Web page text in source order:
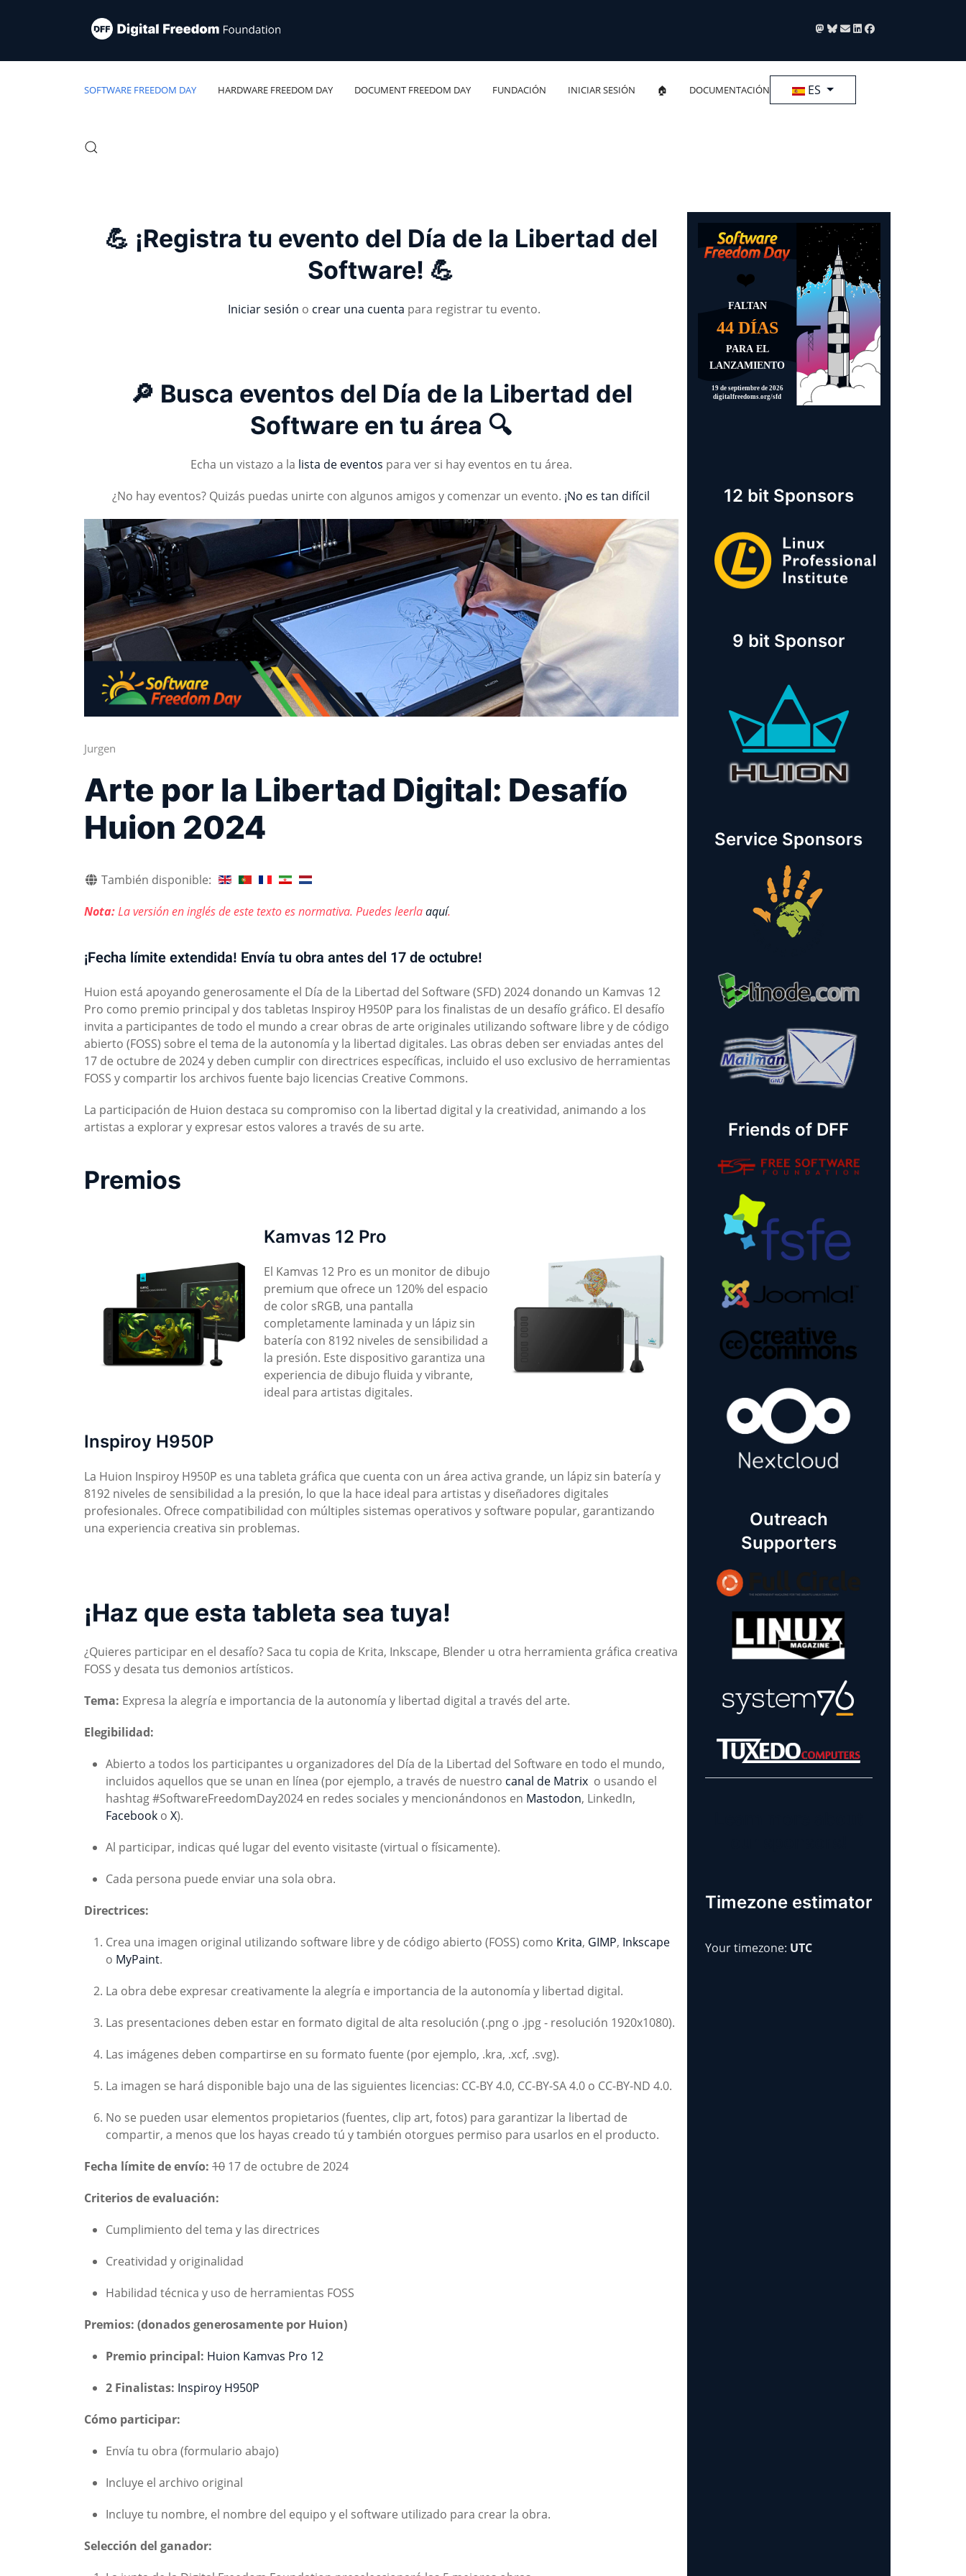
SOFTWARE FREEDOM DAY HARDWARE FREEDOM DAY DOCUMENT FREEDOM DAY FUNDACIÓN INICIAR SESIÓN 🏠 DOCUMENTACIÓN Seleccione su idioma
ES
💪 ¡Registra tu evento del Día de la Libertad del
Software! 💪
Iniciar sesión o crear una cuenta para registrar tu evento.
🔎 Busca eventos del Día de la Libertad del
Software en tu área 🔍
Echa un vistazo a la lista de eventos para ver si hay eventos en tu área.
¿No hay eventos? Quizás puedas unirte con algunos amigos y comenzar un evento. ¡No es tan difícil
Jurgen
Arte por la Libertad Digital: Desafío
Huion 2024
También disponible:
Nota:La versión en inglés de este texto es normativa. Puedes leerlaaquí.
¡Fecha límite extendida! Envía tu obra antes del 17 de octubre!
Huion está apoyando generosamente el Día de la Libertad del Software (SFD) 2024 donando un Kamvas 12
Pro como premio principal y dos tabletas Inspiroy H950P para los finalistas de un desafío gráfico. El desafío
invita a participantes de todo el mundo a crear obras de arte originales utilizando software libre y de código
abierto (FOSS) sobre el tema de la autonomía y la libertad digitales. Las obras deben ser enviadas antes del
17 de octubre de 2024 y deben cumplir con directrices específicas, incluido el uso exclusivo de herramientas
FOSS y compartir los archivos fuente bajo licencias Creative Commons.
La participación de Huion destaca su compromiso con la libertad digital y la creatividad, animando a los
artistas a explorar y expresar estos valores a través de su arte.
Premios
Kamvas 12 Pro
El Kamvas 12 Pro es un monitor de dibujo
premium que ofrece un 120% del espacio
de color sRGB, una pantalla
completamente laminada y un lápiz sin
batería con 8192 niveles de sensibilidad a
la presión. Este dispositivo garantiza una
experiencia de dibujo fluida y vibrante,
ideal para artistas digitales.
Inspiroy H950P
La Huion Inspiroy H950P es una tableta gráfica que cuenta con un área activa grande, un lápiz sin batería y
8192 niveles de sensibilidad a la presión, lo que la hace ideal para artistas y diseñadores digitales
profesionales. Ofrece compatibilidad con múltiples sistemas operativos y software popular, garantizando
una experiencia creativa sin problemas.
¡Haz que esta tableta sea tuya!
¿Quieres participar en el desafío? Saca tu copia de Krita, Inkscape, Blender u otra herramienta gráfica creativa
FOSS y desata tus demonios artísticos.
Tema: Expresa la alegría e importancia de la autonomía y libertad digital a través del arte.
Elegibilidad:
Abierto a todos los participantes u organizadores del Día de la Libertad del Software en todo el mundo,
incluidos aquellos que se unan en línea (por ejemplo, a través de nuestro canal de Matrix o usando el
hashtag #SoftwareFreedomDay2024 en redes sociales y mencionándonos en Mastodon, LinkedIn,
Facebook o X).
Al participar, indicas qué lugar del evento visitaste (virtual o físicamente).
Cada persona puede enviar una sola obra.
Directrices:
Crea una imagen original utilizando software libre y de código abierto (FOSS) como Krita, GIMP, Inkscape
o MyPaint.
La obra debe expresar creativamente la alegría e importancia de la autonomía y libertad digital.
Las presentaciones deben estar en formato digital de alta resolución (.png o .jpg - resolución 1920x1080).
Las imágenes deben compartirse en su formato fuente (por ejemplo, .kra, .xcf, .svg).
La imagen se hará disponible bajo una de las siguientes licencias: CC-BY 4.0, CC-BY-SA 4.0 o CC-BY-ND 4.0.
No se pueden usar elementos propietarios (fuentes, clip art, fotos) para garantizar la libertad de
compartir, a menos que los hayas creado tú y también otorgues permiso para usarlos en el producto.
Fecha límite de envío: 10 17 de octubre de 2024
Criterios de evaluación:
Cumplimiento del tema y las directrices
Creatividad y originalidad
Habilidad técnica y uso de herramientas FOSS
Premios: (donados generosamente por Huion)
Premio principal: Huion Kamvas Pro 12
2 Finalistas: Inspiroy H950P
Cómo participar:
Envía tu obra (formulario abajo)
Incluye el archivo original
Incluye tu nombre, el nombre del equipo y el software utilizado para crear la obra.
Selección del ganador:
12 bit Sponsors
9 bit Sponsor
Service Sponsors
Friends of DFF
Outreach
Supporters
Timezone estimator
Your timezone: UTC